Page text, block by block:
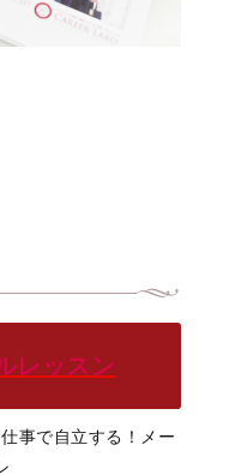
レッスン
事で自立する！メー